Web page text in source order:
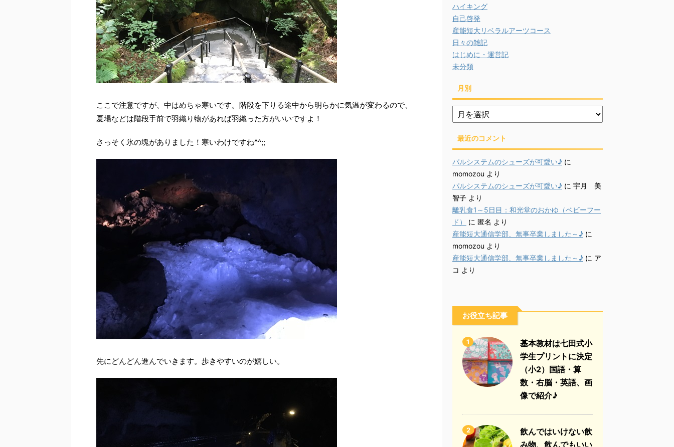
ここで注意ですが、中はめちゃ寒いです。階段を下りる途中から明らかに気温が変わるので、
夏場などは階段手前で羽織り物があれば羽織った方がいいですよ！
さっそく氷の塊がありました！寒いわけですね^^;;
先にどんどん進んでいきます。歩きやすいのが嬉しい。
ハイキング
自己啓発
産能短大リベラルアーツコース
日々の雑記
はじめに・運営記
未分類
月別
月
別
最近のコメント
パルシステムのシューズが可愛い♪ に
momozou より
パルシステムのシューズが可愛い♪ に 宇月 美
智子 より
離乳食1～5日目：和光堂のおかゆ（ベビーフー
ド）
に 匿名 より
産能短大通信学部、無事卒業しました～♪ に
momozou より
産能短大通信学部、無事卒業しました～♪ に ア
コ より
お役立ち記事
1
基本教材は七田式小
学生プリントに決定
（小2）国語・算
数・右脳・英語、画
像で紹介♪
2
飲んではいけない飲
み物、飲んでもいい